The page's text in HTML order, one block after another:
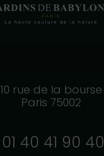
10 rue de la bourse
Paris 75002
01 40 41 90 40